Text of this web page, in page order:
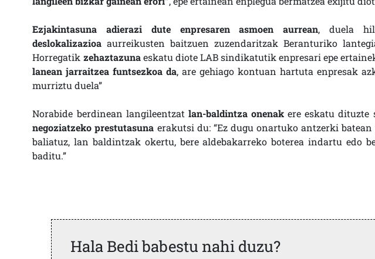
Ezjakintasuna adierazi dute enpresaren asmoen aurrean, duela
deslokalizazioa aurreikusten baitzuen zuzendaritzak Beranturiko
Horregatik zehaztazunaeskatu diote LAB sindikatutik enpresari epe
lanean jarraitzea funtsezkoa da, are gehiago kontuan hartuta enpresak
murriztu duela”
Norabide berdinean langileentzat lan-baldintza onenakere eskatu dituzte
negoziatzeko prestutasuna erakutsi du: “Ez dugu onartuko antzerki
baliatuz, lan baldintzak okertu, bere aldebakarreko boterea indartu edo
baditu.”
Hala Bedi babestu nahi duzu?